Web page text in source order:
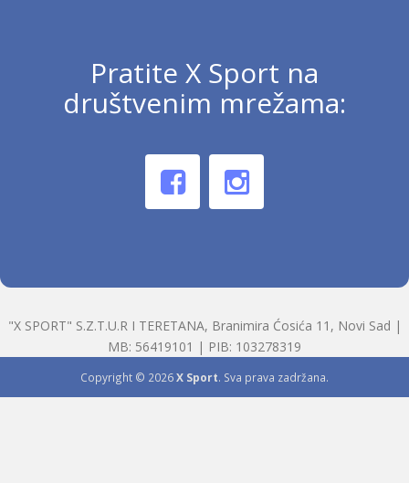
Pratite X Sport na
društvenim mrežama:
"X SPORT" S.Z.T.U.R I TERETANA, Branimira Ćosića 11, Novi Sad |
MB: 56419101 | PIB: 103278319
Copyright © 2026X Sport. Sva prava zadržana.